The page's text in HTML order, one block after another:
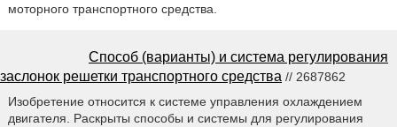
моторного транспортного средства.
Способ (варианты) и система регулирования
заслонок решетки транспортного средства // 2687862
Изобретение относится к системе управления охлаждением
двигателя. Раскрыты способы и системы для регулирования